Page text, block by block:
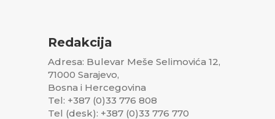
Redakcija
Adresa: Bulevar Meše Selimovića 12,
71000 Sarajevo,
Bosna i Hercegovina
Tel: +387 (0)33 776 808
Tel (desk): +387 (0)33 776 770